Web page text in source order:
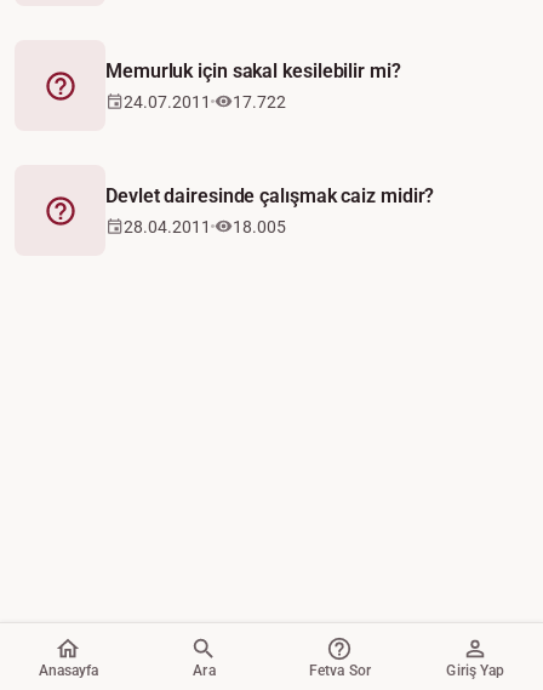
Fetva
Memurluk için sakal kesilebilir mi?
24.07.2011 17.722
Fetva
Devlet dairesinde çalışmak caiz midir?
28.04.2011 18.005
Anasayfa Ara Fetva Sor Giriş Yap